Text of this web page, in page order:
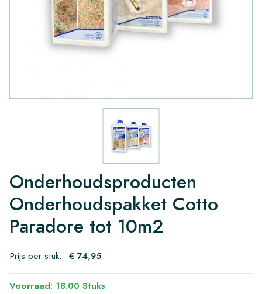
Onderhoudsproducten
Onderhoudspakket Cotto
Paradore tot 10m2
Prijs per stuk: € 74,95
Voorraad: 18.00 Stuks